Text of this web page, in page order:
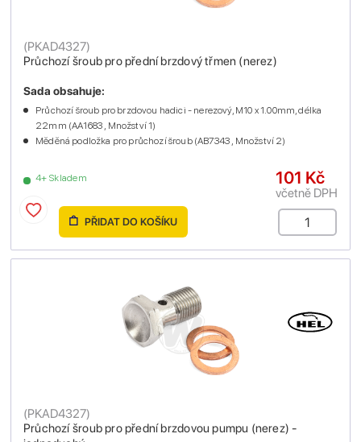
Průchozí šroub pro přední brzdový třmen (nerez)
(PKAD4327)
4+ Skladem
Sada obsahuje:
Průchozí šroub pro brzdovou hadici - nerezový, M10 x 1.00mm, délka
22mm (AA1683 , Množství 1)
Měděná podložka pro průchozí šroub (AB7343 , Množství 2)
101 Kč
včetně DPH
PŘIDAT DO KOŠÍKU
Průchozí šroub pro přední brzdovou pumpu (nerez) -
(PKAD4327)